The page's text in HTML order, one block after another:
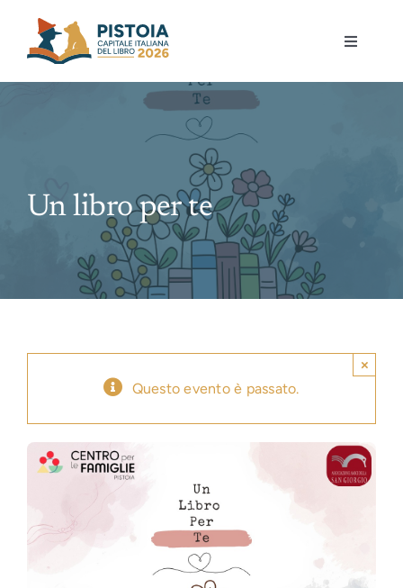
content
Toggle
Mostre
Governance
Press
Un libro per te
Questo evento è passato.
×